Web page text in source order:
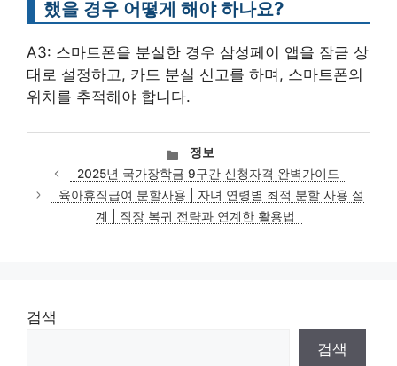
했을 경우 어떻게 해야 하나요?
A3: 스마트폰을 분실한 경우 삼성페이 앱을 잠금 상
태로 설정하고, 카드 분실 신고를 하며, 스마트폰의
위치를 추적해야 합니다.
카
테
고
리
정보
2025년 국가장학금 9구간 신청자격 완벽가이드
육아휴직급여 분할사용 | 자녀 연령별 최적 분할 사용 설
계 | 직장 복귀 전략과 연계한 활용법
검색
검색